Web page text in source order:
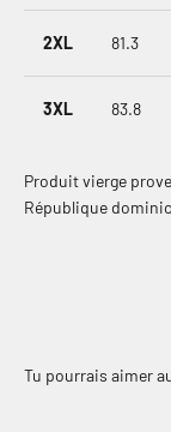
2XL 81.3
3XL 83.8
Produit vierge
République